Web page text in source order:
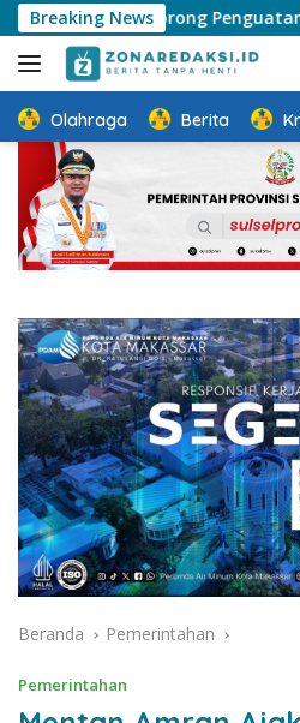
Langsung
ke
konten
Breaking News
Dorong Penguatan
Olahraga Berita
Beranda Pemerintahan
Pemerintahan